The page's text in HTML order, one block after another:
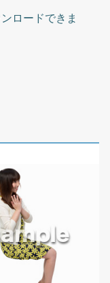
ロードできま